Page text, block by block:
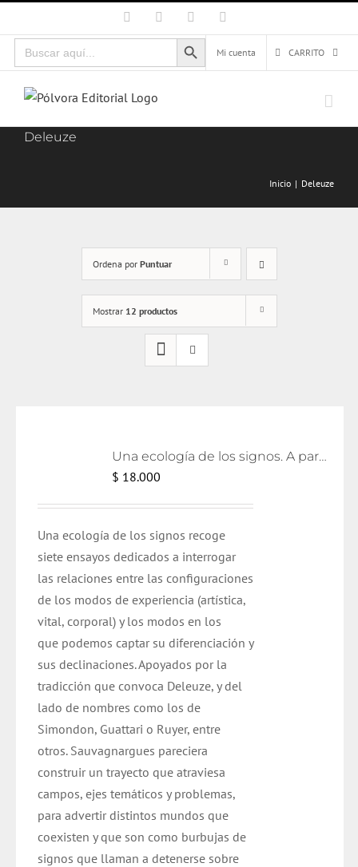
al
contenido
Facebook Instagram
Buscar:
Botón de búsqueda
Mi cuenta
CARRITO
Deleuze
Inicio Deleuze
Ordena por Puntuar
Mostrar 12 productos
Una ecología de los signos. A partir de Deleuze
$ 18.000
Una ecología de los signos recoge
siete ensayos dedicados a interrogar
las relaciones entre las configuraciones
de los modos de experiencia (artística,
vital, corporal) y los modos en los
que podemos captar su diferenciación y
sus declinaciones. Apoyados por la
tradicción que convoca Deleuze, y del
lado de nombres como los de
Simondon, Guattari o Ruyer, entre
otros. Sauvagnargues pareciera
construir un trayecto que atraviesa
campos, ejes temáticos y problemas,
para advertir distintos mundos que
coexisten y que son como burbujas de
signos que llaman a detenerse sobre